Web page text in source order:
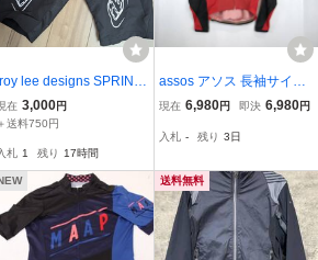
lee designs SPRINT
ーフパンツ 30インチ ト
イリー MTB 使用少ない
在 3,000円
送料750円
札 1 残り 17時間
assos アソス 長袖サイク
ルジャージ レッド ブラッ
現在 6,980円 即決 6,980円
入札 - 残り 3日
送料無料